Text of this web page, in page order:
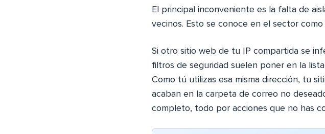
El principal inconveniente es la falta de
vecinos. Esto se conoce en el sector
Si otro sitio web de tu IP compartida se
filtros de seguridad suelen poner en la
Como tú utilizas esa misma dirección, tu
acaban en la carpeta de correo no
completo, todo por acciones que no has